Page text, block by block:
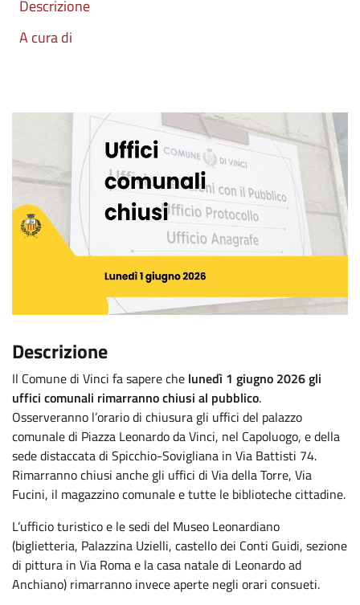
Descrizione
A cura di
Descrizione
Il Comune di Vinci fa sapere che lunedì 1 giugno 2026 gli
uffici comunali rimarranno chiusi al pubblico.
Osserveranno l’orario di chiusura gli uffici del palazzo
comunale di Piazza Leonardo da Vinci, nel Capoluogo, e della
sede distaccata di Spicchio-Sovigliana in Via Battisti 74.
Rimarranno chiusi anche gli uffici di Via della Torre, Via
Fucini, il magazzino comunale e tutte le biblioteche cittadine.
L’ufficio turistico e le sedi del Museo Leonardiano
(biglietteria, Palazzina Uzielli, castello dei Conti Guidi, sezione
di pittura in Via Roma e la casa natale di Leonardo ad
Anchiano) rimarranno invece aperte negli orari consueti.